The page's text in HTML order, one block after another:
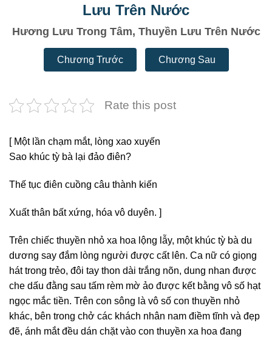
Lưu Trên Nước
Hương Lưu Trong Tâm, Thuyền Lưu Trên Nước
Chương Trước Chương Sau
Rate this post
[ Một lần chạm mắt, lòng xao xuyến
Sao khúc tỳ bà lại đảo điên?
Thế tục điên cuồng câu thành kiến
Xuất thân bất xứng, hóa vô duyên. ]
Trên chiếc thuyền nhỏ xa hoa lộng lẫy, một khúc tỳ bà du
dương say đắm lòng người được cất lên. Ca nữ có giọng
hát trong trẻo, đôi tay thon dài trắng nõn, dung nhan được
che dấu đằng sau tấm rèm mờ ảo được kết bằng vô số hạt
ngọc mắc tiền. Trên con sông là vô số con thuyền nhỏ
khác, bên trong chở các khách nhân nam điềm tĩnh và đẹp
đẽ, ánh mắt đều dán chặt vào con thuyền xa hoa đang